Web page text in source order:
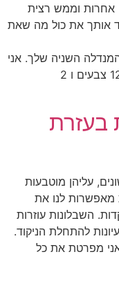
אחרות וממש רצית
אותך את כול מה שאת
השניה שלך. אני
מצרפת לך גם ערכת נוקדנים מקצועית, 12 צבעים ו 2
בעזרת
עליהן מוטבעות
מאפשרות לנו את
השבלונות עוזרות
להתחלת הניקוד.
מפרטת את כל